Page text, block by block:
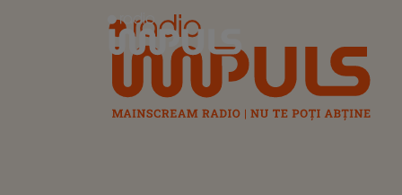
Radio Impuls